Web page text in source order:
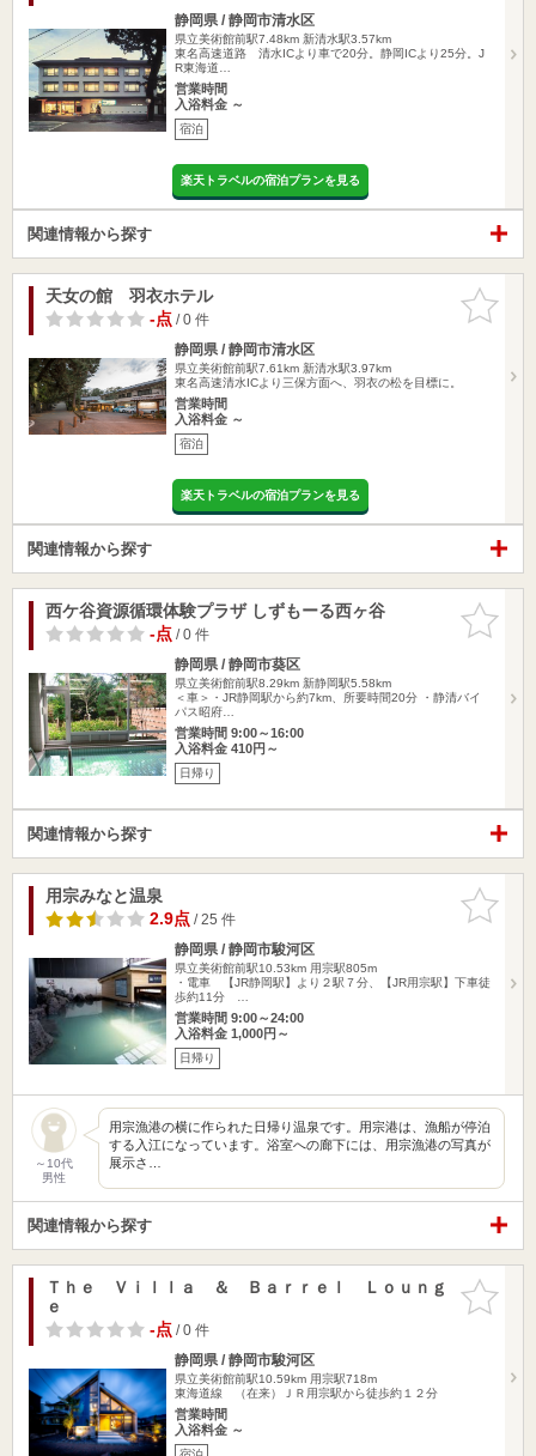
静岡県 / 静岡市清水区
県立美術館前駅7.48km 新清水駅3.57km
東名高速道路 清水ICより車で20分。静岡ICより25分。J
R東海道…
営業時間
入浴料金 ～
宿泊
楽天トラベルの宿泊プランを見る
関連情報から探す
お気に入
りに追加
天女の館 羽衣ホテル
-点/ 0 件
静岡県 / 静岡市清水区
県立美術館前駅7.61km 新清水駅3.97km
東名高速清水ICより三保方面へ、羽衣の松を目標に。
営業時間
入浴料金 ～
宿泊
楽天トラベルの宿泊プランを見る
関連情報から探す
お気に入
りに追加
西ケ谷資源循環体験プラザ しずもーる西ヶ谷
-点/ 0 件
静岡県 / 静岡市葵区
県立美術館前駅8.29km 新静岡駅5.58km
＜車＞・JR静岡駅から約7km、所要時間20分 ・静清バイ
パス昭府…
営業時間 9:00～16:00
入浴料金 410円～
日帰り
関連情報から探す
お気に入
りに追加
用宗みなと温泉
2.9点/ 25 件
静岡県 / 静岡市駿河区
県立美術館前駅10.53km 用宗駅805m
・電車 【JR静岡駅】より２駅７分、【JR用宗駅】下車徒
歩約11分 …
営業時間 9:00～24:00
入浴料金 1,000円～
日帰り
～10代
男性
用宗漁港の横に作られた日帰り温泉です。用宗港は、漁船が停泊
する入江になっています。浴室への廊下には、用宗漁港の写真が
展示さ…
関連情報から探す
お気に入
りに追加
Ｔｈｅ Ｖｉｌｌａ ＆ Ｂａｒｒｅｌ Ｌｏｕｎｇ
ｅ
-点/ 0 件
静岡県 / 静岡市駿河区
県立美術館前駅10.59km 用宗駅718m
東海道線 （在来）ＪＲ用宗駅から徒歩約１２分
営業時間
入浴料金 ～